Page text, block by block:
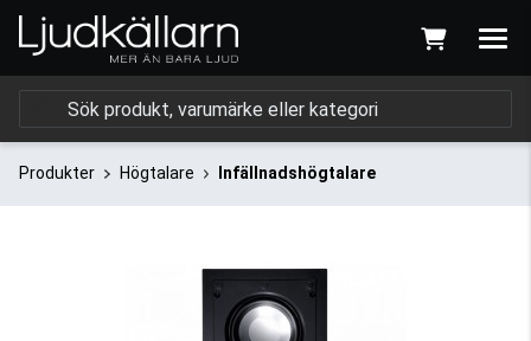
Produkter Högtalare Infällnadshögtalare